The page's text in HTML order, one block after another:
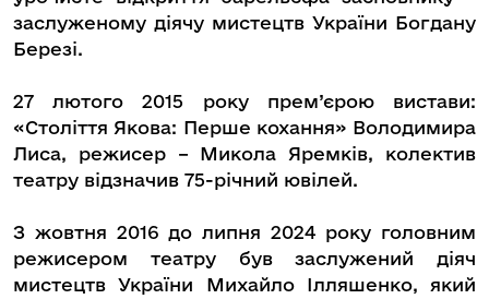
заслуженому діячу мистецтв України Богдану
Березі.
27 лютого 2015 року прем’єрою вистави:
«Століття Якова: Перше кохання» Володимира
Лиса, режисер – Микола Яремків, колектив
театру відзначив 75-річний ювілей.
З жовтня 2016 до липня 2024 року головним
режисером театру був заслужений діяч
мистецтв України Михайло Ілляшенко, який